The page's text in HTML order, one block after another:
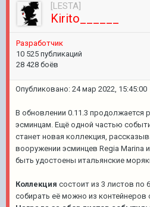
[LESTA]
Kirito______
Разработчик
10 525 публикаций
28 428 боёв
Опубликовано: 24 мар 2022, 15:45:00
В обновлении 0.11.3 продолжается
эсминцам. Ещё одной частью
станет новая коллекция,
вооружении эсминцев Regia Marina
быть удостоены итальянские
Коллекция состоит из 3 листов по
собирать её можно из контейнеров